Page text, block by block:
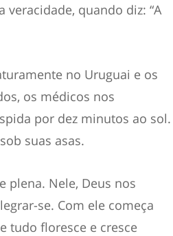
quando diz: “A
no Uruguai e os
os médicos nos
por dez minutos ao sol.
suas asas.
plena. Nele, Deus nos
se. Com ele começa
tudo floresce e cresce